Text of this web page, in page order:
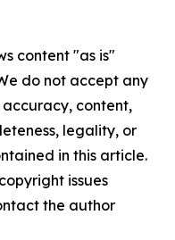
content "as is"
do not accept any
content,
legality, or
in this article.
issues
the author